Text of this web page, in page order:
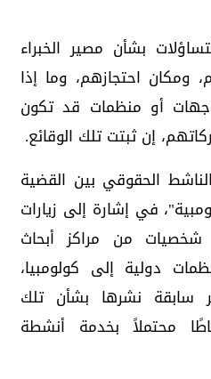
بشأن مصير الخبراء
ومكان احتجازهم، وما إذا
أو منظمات قد تكون
إن ثبتت تلك الوقائع.
الحقوقي بين القضية
في إشارة إلى زيارات
خلال عام 2025 شخصيات من مراكز أبحاث
دولية إلى كولومبيا،
سابقة نشرها بشأن تلك
محتملاً بخدمة أنشطة